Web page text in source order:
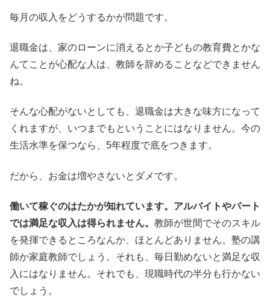
毎月の収入をどうするかが問題です。
退職金は、家のローンに消えるとか子どもの教育費とかな
んてことが心配な人は、教師を辞めることなどできません
ね。
そんな心配がないとしても、退職金は大きな味方になって
くれますが、いつまでもということにはなりません。今の
生活水準を保つなら、5年程度で底をつきます。
だから、お金は増やさないとダメです。
働いて稼ぐのはたかが知れています。アルバイトやパート
では満足な収入は得られません。 教師が世間でそのスキル
を発揮できるところなんか、ほとんどありません。塾の講
師か家庭教師でしょう。それも、毎日勤めないと満足な収
入にはなりません。それでも、現職時代の半分も行かない
でしょう。